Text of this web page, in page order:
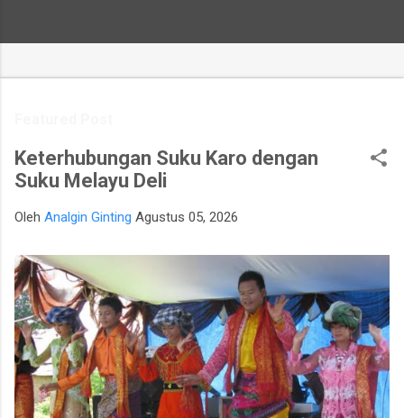
Keterhubungan Suku Karo dengan
Suku Melayu Deli
Oleh Analgin Ginting Agustus 05, 2026